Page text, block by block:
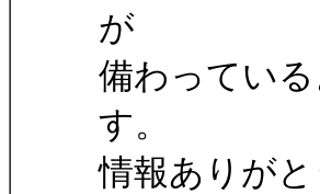
が
備わってい
す。
情報ありが